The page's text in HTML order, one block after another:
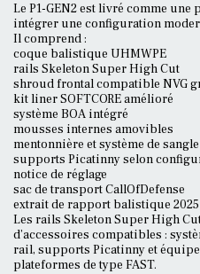
Le P1-GEN2 est livré comme
intégrer une configuration
Il comprend :
coque balistique UHMWPE
rails Skeleton Super High Cut
shroud frontal compatible NVG
kit liner SOFTCORE amélioré
système BOA intégré
mousses internes amovibles
mentonnière et système de
supports Picatinny selon
notice de réglage
sac de transport CallOfDefense
extrait de rapport balistique 2025
Les rails Skeleton Super High
d’accessoires compatibles :
rail, supports Picatinny et
plateformes de type FAST.